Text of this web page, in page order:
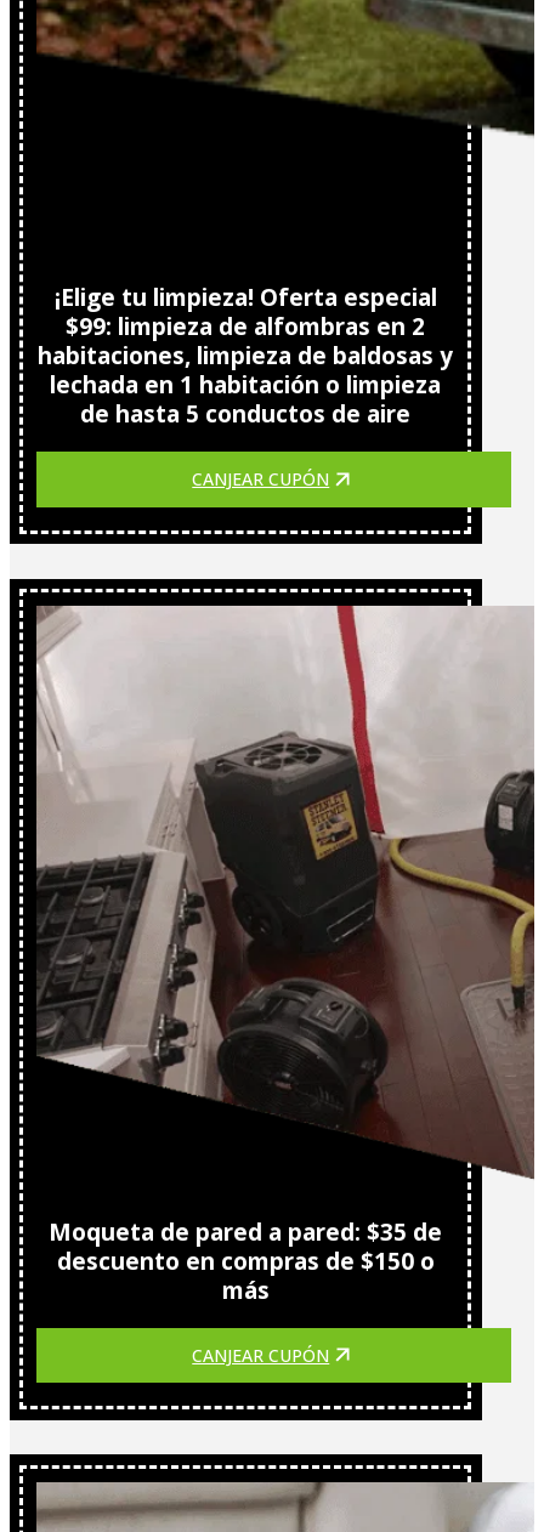
¡Elige tu limpieza! Oferta especial
$99: limpieza de alfombras en 2
habitaciones, limpieza de baldosas y
lechada en 1 habitación o limpieza
de hasta 5 conductos de aire
CANJEAR CUPÓN
Moqueta de pared a pared: $35 de
descuento en compras de $150 o
más
CANJEAR CUPÓN